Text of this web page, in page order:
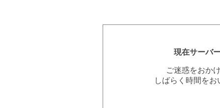
現在サーバ
ご迷惑をおか
しばらく時間を